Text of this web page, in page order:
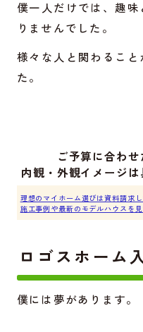
僕一人だけでは、趣
りませんでした。
様々な人と関わるこ
た。
ご予算に合わ
内観・外観イメージ
理想のマイホーム選びは資料請求
施工事例や最新のモデルハウスを
ロゴスホーム
僕には夢があります。